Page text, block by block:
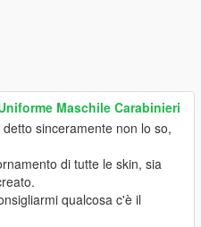
Maschile Carabinieri
sinceramente non lo so,
di tutte le skin, sia
qualcosa c'è il